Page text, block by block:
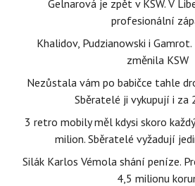
Gelnarová je zpět v KSW. V
profesionální
Khalidov, Pudzianowski i
změnila KSW
Nezůstala vám po babičce tahle
Sběratelé ji vykupují i za
3 retro mobily měl kdysi skoro
milion. Sběratelé vyžadují
Silák Karlos Vémola shání peníze.
4,5 milionu